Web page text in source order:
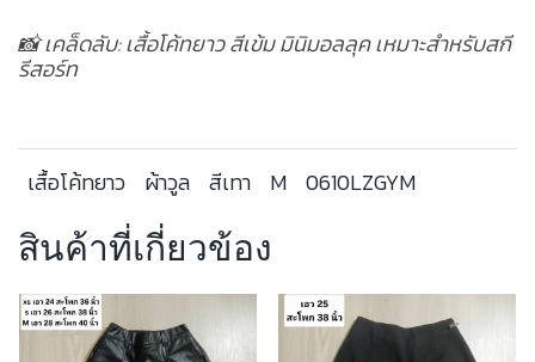
📸 เคล็ดลับ: เสื้อโค้ทยาว สีเข้ม มินิมอลลุค เหมาะสำหรับสกี
รีสอร์ท
เสื้อโค้ทยาว ผ้าวูล สีเทา M 0610LZGYM
สินค้าที่เกี่ยวข้อง